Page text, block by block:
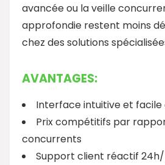
avancée ou la veille
approfondie restent moins
chez des solutions
AVANTAGES:
Interface intuitive et facile
Prix compétitifs par
concurrents
Support client réactif